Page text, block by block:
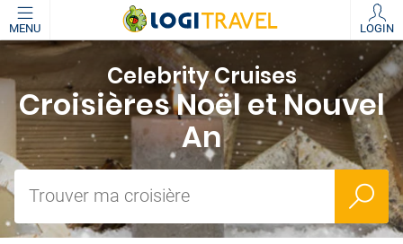
MENU LOGIN
Celebrity Cruises
Croisières Noël et Nouvel
An
Trouver ma croisière